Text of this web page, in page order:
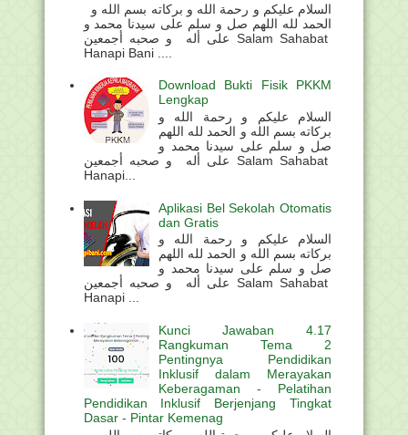
الحمد لله اللهم صل و سلم على سيدنا محمد و
على أله و صحبه أجمعين Salam Sahabat
Hanapi Bani ....
Download Bukti Fisik PKKM
Lengkap
السلام عليكم و رحمة الله و
بركاته بسم الله و الحمد لله اللهم
صل و سلم على سيدنا محمد و
على أله و صحبه أجمعين Salam Sahabat
Hanapi...
Aplikasi Bel Sekolah Otomatis
dan Gratis
السلام عليكم و رحمة الله و
بركاته بسم الله و الحمد لله اللهم
صل و سلم على سيدنا محمد و
على أله و صحبه أجمعين Salam Sahabat
Hanapi ...
Kunci Jawaban 4.17
Rangkuman Tema 2
Pentingnya Pendidikan
Inklusif dalam Merayakan
Keberagaman - Pelatihan
Pendidikan Inklusif Berjenjang Tingkat
Dasar - Pintar Kemenag